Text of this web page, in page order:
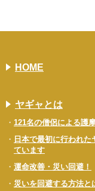
HOME
ヤギャとは
121名の僧侶による護
日本で最初に行われ
ています
運命改善・災い回避！
災いを回避する方法と